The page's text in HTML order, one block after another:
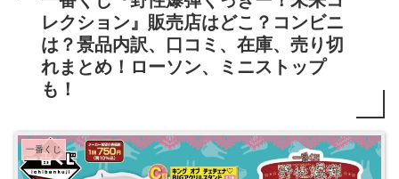
レクション』販売店はどこ？コンビニ
は？景品内訳、口コミ、在庫、売り切
れまとめ！ローソン、ミニストップ
も！
一番くじ